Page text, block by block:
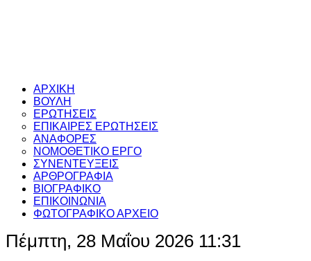
ΑΡΧΙΚΗ
ΒΟΥΛΗ
ΕΡΩΤΗΣΕΙΣ
ΕΠΙΚΑΙΡΕΣ ΕΡΩΤΗΣΕΙΣ
ΑΝΑΦΟΡΕΣ
ΝΟΜΟΘΕΤΙΚΟ ΕΡΓΟ
ΣΥΝΕΝΤΕΥΞΕΙΣ
ΑΡΘΡΟΓΡΑΦΙΑ
ΒΙΟΓΡΑΦΙΚΟ
ΕΠΙΚΟΙΝΩΝΙΑ
ΦΩΤΟΓΡΑΦΙΚΟ ΑΡΧΕΙΟ
Πέμπτη, 28 Μαΐου 2026 11:31